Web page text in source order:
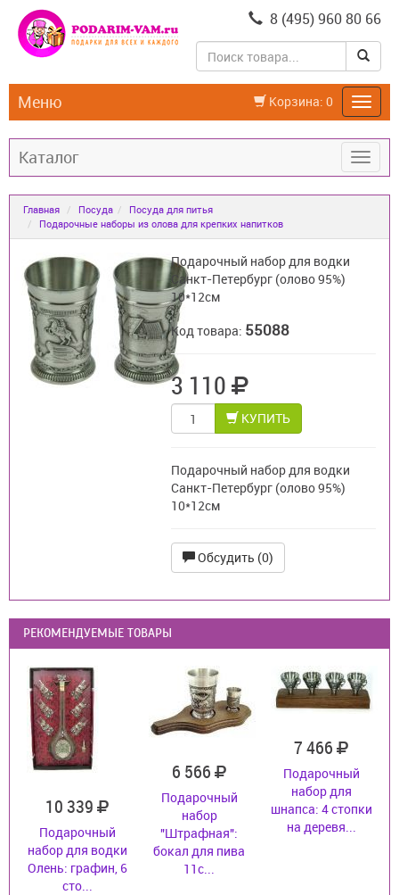
8 (495) 960 80 66
Корзина: 0
Меню
Каталог
Главная Посуда
Посуда для питья
Подарочные наборы из олова для крепких напитков
Подарочный набор для водки
Санкт-Петербург (олово 95%)
10*12см
Код товара: 55088
3 110
КУПИТЬ
Подарочный набор для водки
Санкт-Петербург (олово 95%)
10*12см
Обсудить (0)
РЕКОМЕНДУЕМЫЕ ТОВАРЫ
10 339
Подарочный
набор для водки
Олень: графин, 6
сто...
6 566
Подарочный
набор
"Штрафная":
бокал для пива
11с...
7 466
Подарочный
набор для
шнапса: 4 стопки
на деревя...